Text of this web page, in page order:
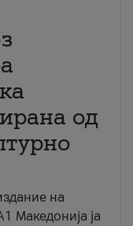
од
на
Македонија ја